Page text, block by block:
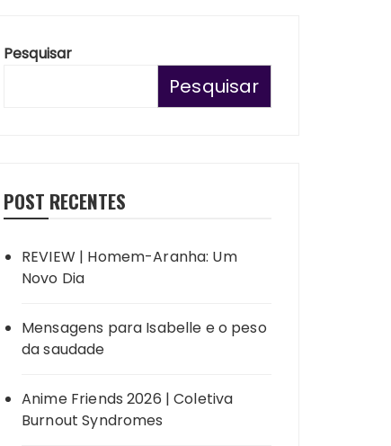
Pesquisar
Pesquisar
POST RECENTES
REVIEW | Homem-Aranha: Um
Novo Dia
Mensagens para Isabelle e o peso
da saudade
Anime Friends 2026 | Coletiva
Burnout Syndromes